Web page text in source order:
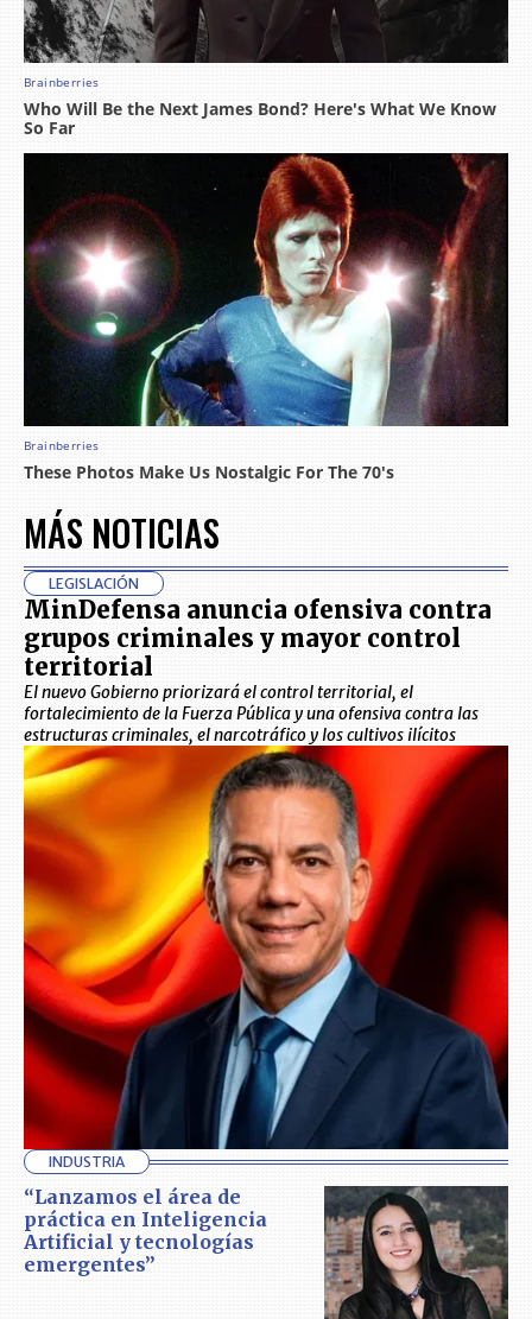
MÁS NOTICIAS
LEGISLACIÓN
MinDefensa anuncia ofensiva contra
grupos criminales y mayor control
territorial
El nuevo Gobierno priorizará el control territorial, el
fortalecimiento de la Fuerza Pública y una ofensiva contra las
estructuras criminales, el narcotráfico y los cultivos ilícitos
INDUSTRIA
“Lanzamos el área de
práctica en Inteligencia
Artificial y tecnologías
emergentes”